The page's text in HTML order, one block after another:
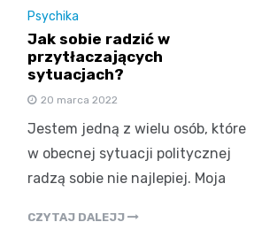
Psychika
Jak sobie radzić w
przytłaczających
sytuacjach?
20 marca 2022
Jestem jedną z wielu osób, które
w obecnej sytuacji politycznej
radzą sobie nie najlepiej. Moja
CZYTAJ DALEJJ